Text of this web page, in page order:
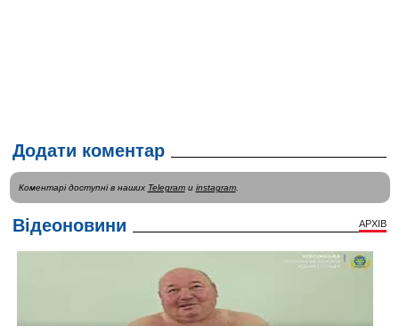
Додати коментар
Коментарі доступні в наших Telegramи instagram.
Відеоновини АРХІВ